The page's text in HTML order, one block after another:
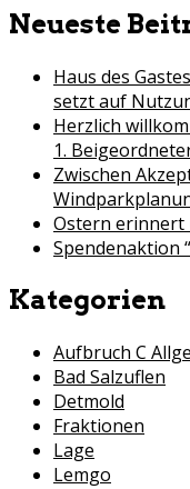
Neueste
Haus des
setzt auf
Herzlich
1.
Zwischen
Ostern erinnert
Spendenaktion
Kategorien
Aufbruch C
Bad Salzuflen
Detmold
Fraktionen
Lage
Lemgo